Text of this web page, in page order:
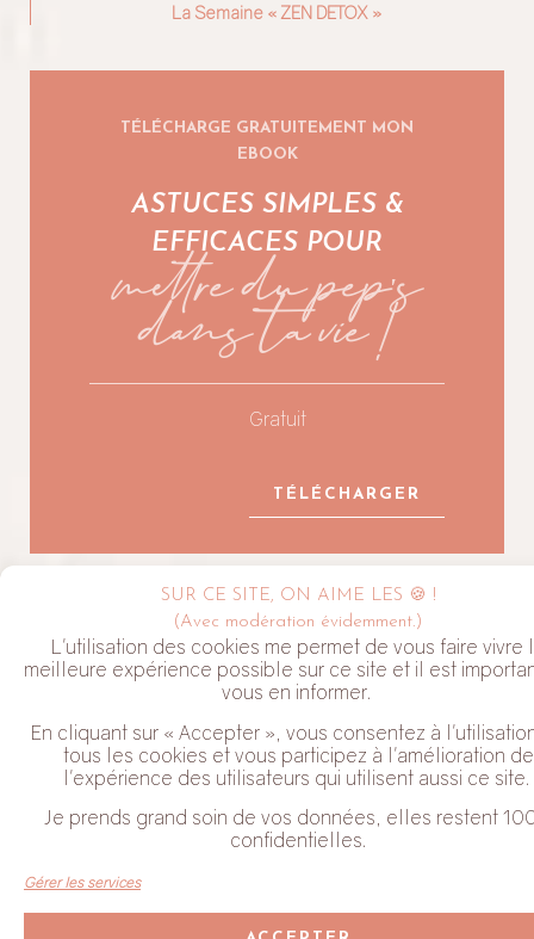
SUR CE SITE, ON AIME LES 🍪 !
(Avec modération évidemment.)
L'utilisation des cookies me permet de vous faire vivre
meilleure expérience possible sur ce site et il est
vous en informer.
En cliquant sur « Accepter », vous consentez à
tous les cookies et vous participez à l'amélioration de
l'expérience des utilisateurs qui utilisent aussi ce site.
Je prends grand soin de vos données, elles restent
confidentielles.
Gérer les services
La Semaine « ZEN DETOX »
TÉLÉCHARGE GRATUITEMENT MON
EBOOK
ASTUCES SIMPLES &
EFFICACES POUR
mettre du pep's
dans ta vie !
Gratuit
TÉLÉCHARGER
LA NEWSLETTER ALYVE
J'habite dans le Perche
Coche cette case pour valider que tu acceptes de recevoir mes
Newsletter. Tu peux te désabonner à tout moment en cliquant
JE M'ABONNE